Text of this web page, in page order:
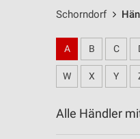
Schorndorf
A B C
W X Y
Alle Händler